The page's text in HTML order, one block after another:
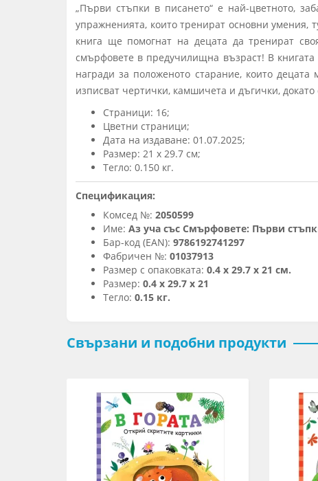
„Първи стъпки в писането“ е най-цветното,
упражненията, които тренират основни умения,
книга ще помогнат на децата да тренират
смърфовете в предучилищна възраст! В
награди за положеното старание, които
изписват чертички, камшичета и дъгички, докато
Страници: 16;
Цветни страници;
Дата на издаване: 01.07.2025;
Размер: 21 х 29.7 см;
Тегло: 0.150 кг.
Спецификация:
Комсед №: 2050599
Име: Аз уча със Смърфовете: Първи
Бар-код (EAN): 9786192741297
Фабричен №: 01037913
Размер с опаковката: 0.4 х 29.7 х 21 см.
Размер: 0.4 х 29.7 х 21
Тегло: 0.15 кг.
Свързани и подобни продукти